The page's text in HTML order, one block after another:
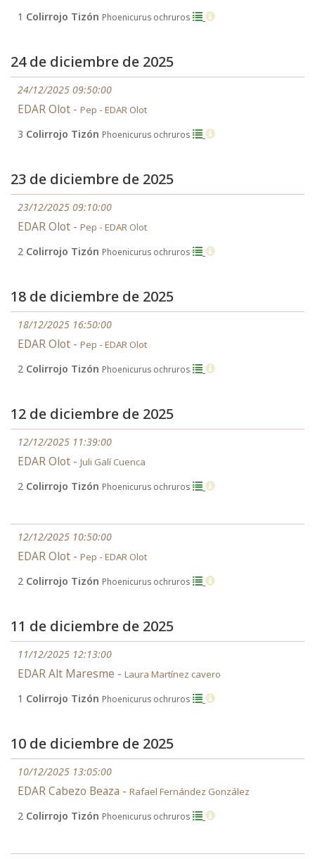
1 Colirrojo Tizón Phoenicurus ochruros
24 de diciembre de 2025
24/12/2025 09:50:00
EDAR Olot - Pep - EDAR Olot
3 Colirrojo Tizón Phoenicurus ochruros
23 de diciembre de 2025
23/12/2025 09:10:00
EDAR Olot - Pep - EDAR Olot
2 Colirrojo Tizón Phoenicurus ochruros
18 de diciembre de 2025
18/12/2025 16:50:00
EDAR Olot - Pep - EDAR Olot
2 Colirrojo Tizón Phoenicurus ochruros
12 de diciembre de 2025
12/12/2025 11:39:00
EDAR Olot - Juli Galí Cuenca
2 Colirrojo Tizón Phoenicurus ochruros
12/12/2025 10:50:00
EDAR Olot - Pep - EDAR Olot
2 Colirrojo Tizón Phoenicurus ochruros
11 de diciembre de 2025
11/12/2025 12:13:00
EDAR Alt Maresme - Laura Martínez cavero
1 Colirrojo Tizón Phoenicurus ochruros
10 de diciembre de 2025
10/12/2025 13:05:00
EDAR Cabezo Beaza - Rafael Fernández González
2 Colirrojo Tizón Phoenicurus ochruros